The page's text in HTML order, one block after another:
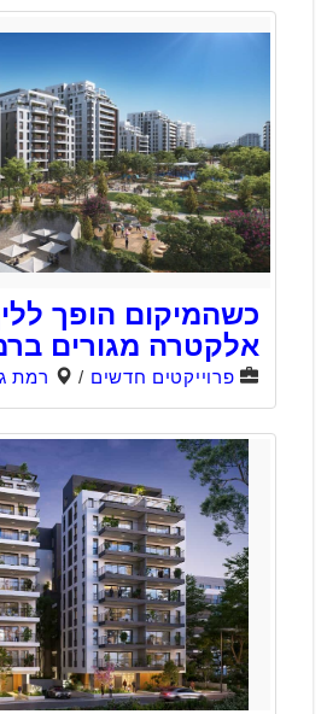
כשהמיקום הופך
אלקטרה מגורים
פרוייקטים חדשים / רמת